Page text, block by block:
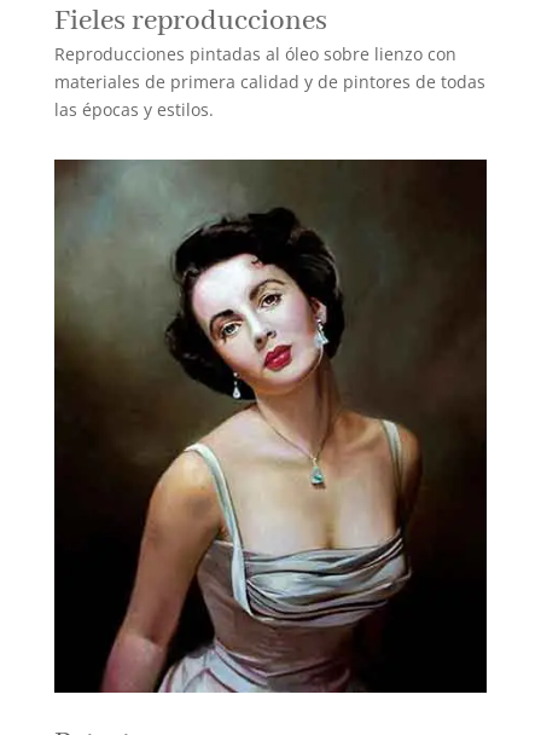
Fieles reproducciones
Reproducciones pintadas al óleo sobre lienzo con
materiales de primera calidad y de pintores de todas
las épocas y estilos.